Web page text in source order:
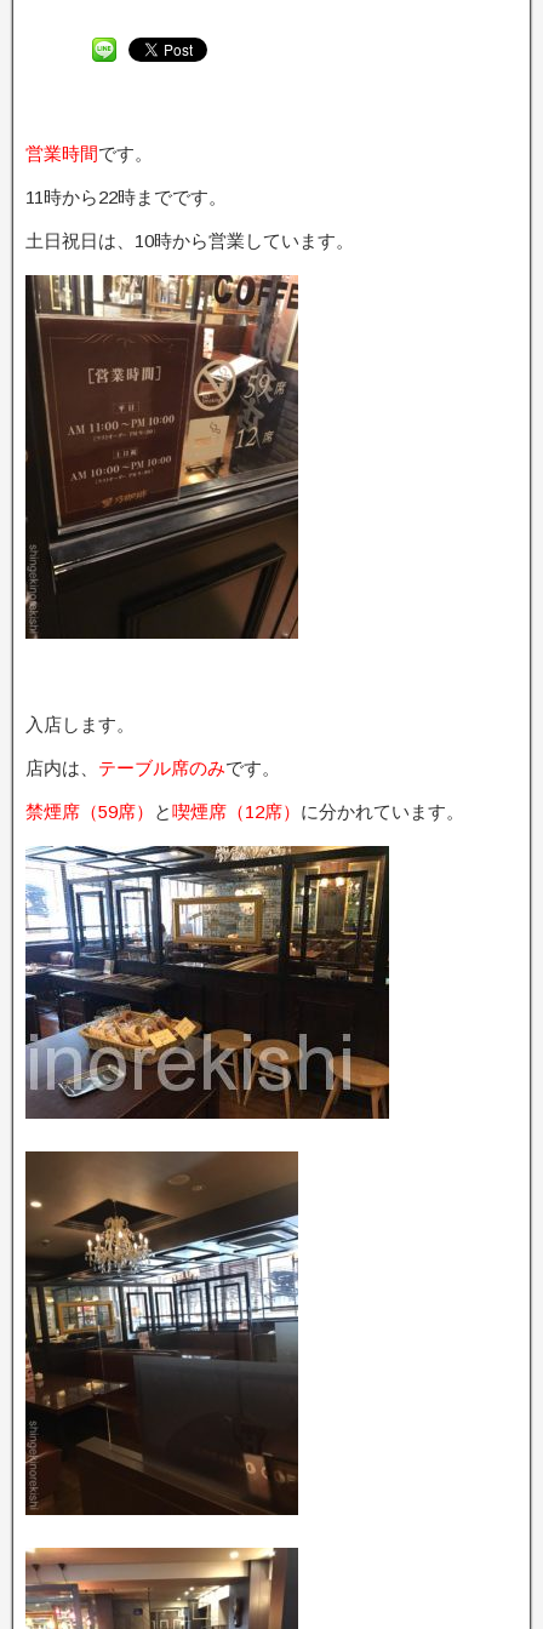
営業時間です。
11時から22時までです。
土日祝日は、10時から営業しています。
入店します。
店内は、 テーブル席のみです。
禁煙席（59席） と喫煙席（12席） に分かれています。